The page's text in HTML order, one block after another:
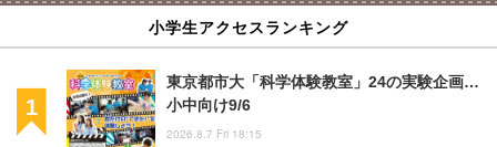
小学生アクセスランキング
東京都市大「科学体験教室」24の実験企画…
小中向け9/6
2026.8.7 Fri 18:15